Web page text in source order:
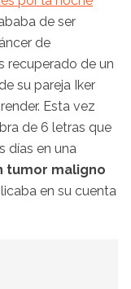
de ser
de
recuperado de un
su pareja Iker
Esta vez
de 6 letras que
días en una
tumor maligno
en su cuenta